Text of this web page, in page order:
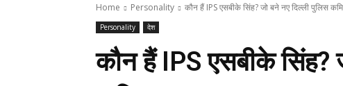
Home Personality कौन हैं IPS एसबीके सिंह? जो बने नए दिल्ली पुलिस
Personality देश
कौन हैं IPS एसबीके सिंह?